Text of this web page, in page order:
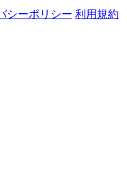
シーポリシー 利用規約